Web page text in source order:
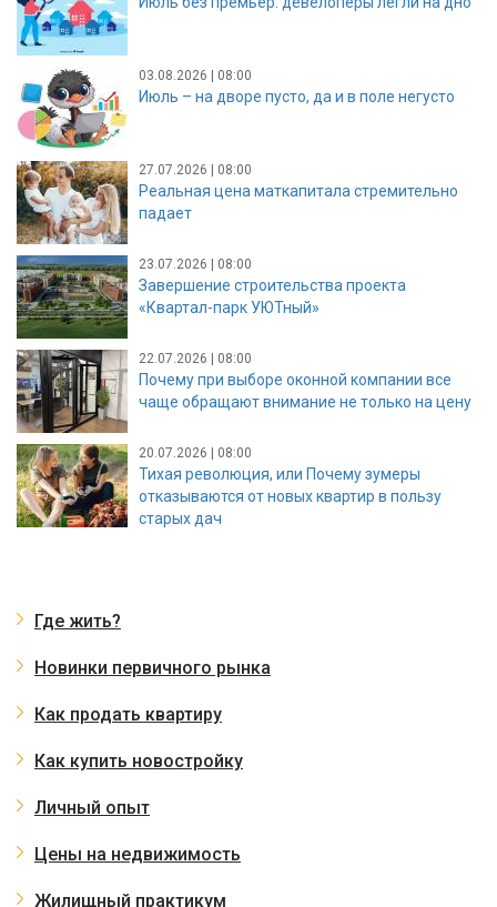
03.08.2026 | 08:00
Июль – на дворе пусто, да и в поле негусто
27.07.2026 | 08:00
Реальная цена маткапитала стремительно
падает
23.07.2026 | 08:00
Завершение строительства проекта
«Квартал-парк УЮТный»
22.07.2026 | 08:00
Почему при выборе оконной компании все
чаще обращают внимание не только на цену
20.07.2026 | 08:00
Тихая революция, или Почему зумеры
отказываются от новых квартир в пользу
старых дач
Где жить?
Новинки первичного рынка
Как продать квартиру
Как купить новостройку
Личный опыт
Цены на недвижимость
Жилищный практикум